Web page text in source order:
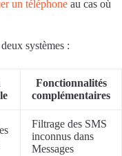
un téléphone au cas où
systèmes :
Fonctionnalités
complémentaires
Filtrage des SMS
inconnus dans
Messages